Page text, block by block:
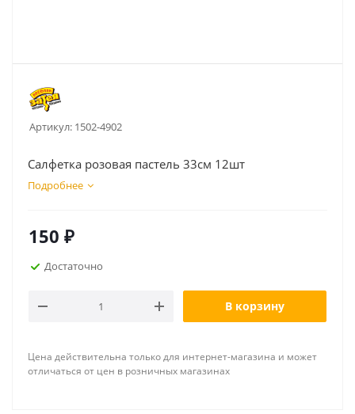
Артикул: 1502-4902
Салфетка розовая пастель 33см 12шт
Подробнее
150 ₽
Достаточно
В корзину
Цена действительна только для интернет-магазина и может
отличаться от цен в розничных магазинах